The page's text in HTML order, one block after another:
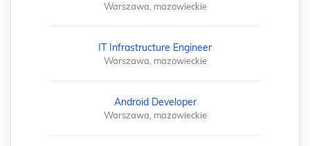
Warszawa, mazowieckie
IT Infrastructure Engineer
Warszawa, mazowieckie
Android Developer
Warszawa, mazowieckie